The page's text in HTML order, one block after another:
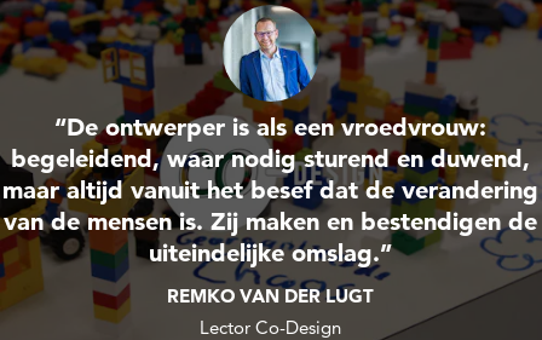
“De ontwerper is als een vroedvrouw:
begeleidend, waar nodig sturend en duwend,
maar altijd vanuit het besef dat de verandering
van de mensen is. Zij maken en bestendigen de
uiteindelijke omslag.”
REMKO VAN DER LUGT
Lector Co-Design